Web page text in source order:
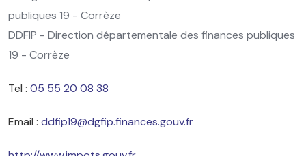
DDFIP - Direction départementale des finances publiques
19 - Corrèze
Tel : 05 55 20 08 38
Email : ddfip19@dgfip.finances.gouv.fr